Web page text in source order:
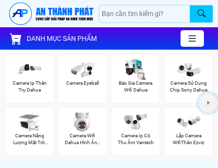
DANH MỤC SẢN PHẨM
Camera Ip Thân
Trụ Dahua
Camera Eyeball
Báo Gia Camera
Wifi Dahua
Camera Sử Dụng
Chip Sony Dahua
Camera Năng
Lượng Mặt Trời
Camera Wifi
Dahua Hình Ảnh
Camera Ip Có
Thu Âm Vantech
Lắp Camera
WifiThân Ezviz